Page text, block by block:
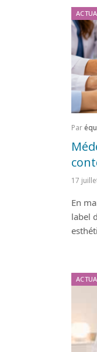
Par
17
En
label